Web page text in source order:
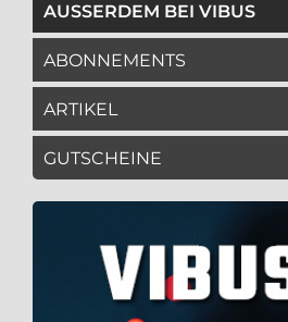
AUSSERDEM BEI VIBUS
ABONNEMENTS
ARTIKEL
GUTSCHEINE